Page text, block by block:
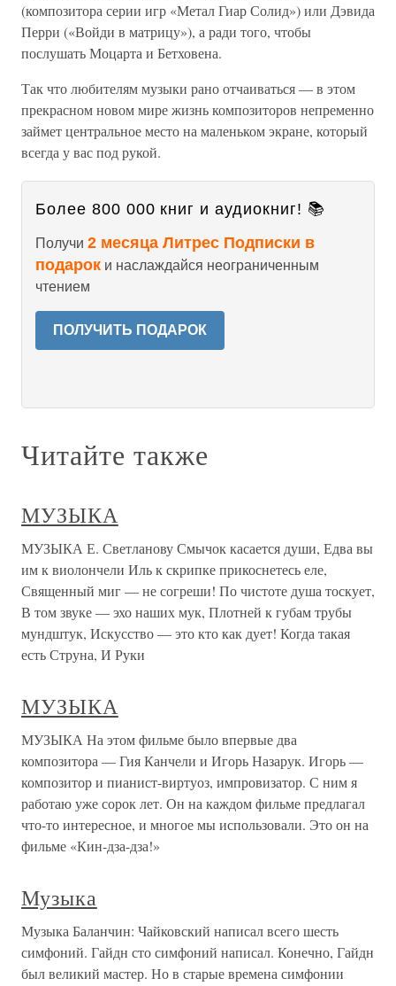
(композитора серии игр «Метал Гиар Солид») или Дэвида
Перри («Войди в матрицу»), а ради того, чтобы
послушать Моцарта и Бетховена.
Так что любителям музыки рано отчаиваться — в этом
прекрасном новом мире жизнь композиторов непременно
займет центральное место на маленьком экране, который
всегда у вас под рукой.
Более 800 000 книг и аудиокниг! 📚
Получи 2 месяца Литрес Подписки в
подарок и наслаждайся неограниченным
чтением
ПОЛУЧИТЬ ПОДАРОК
Читайте также
МУЗЫКА
МУЗЫКА Е. Светланову Смычок касается души, Едва вы
им к виолончели Иль к скрипке прикоснетесь еле,
Священный миг — не согреши! По чистоте душа тоскует,
В том звуке — эхо наших мук, Плотней к губам трубы
мундштук, Искусство — это кто как дует! Когда такая
есть Струна, И Руки
МУЗЫКА
МУЗЫКА На этом фильме было впервые два
композитора — Гия Канчели и Игорь Назарук. Игорь —
композитор и пианист-виртуоз, импровизатор. С ним я
работаю уже сорок лет. Он на каждом фильме предлагал
что-то интересное, и многое мы использовали. Это он на
фильме «Кин-дза-дза!»
Музыка
Музыка Баланчин: Чайковский написал всего шесть
симфоний. Гайдн сто симфоний написал. Конечно, Гайдн
был великий мастер. Но в старые времена симфонии